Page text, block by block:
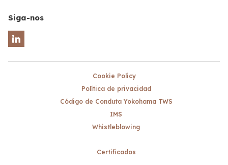
Siga-nos
Cookie Policy
Política de privacidad
Código de Conduta Yokohama TWS
IMS
Whistleblowing
Certificados